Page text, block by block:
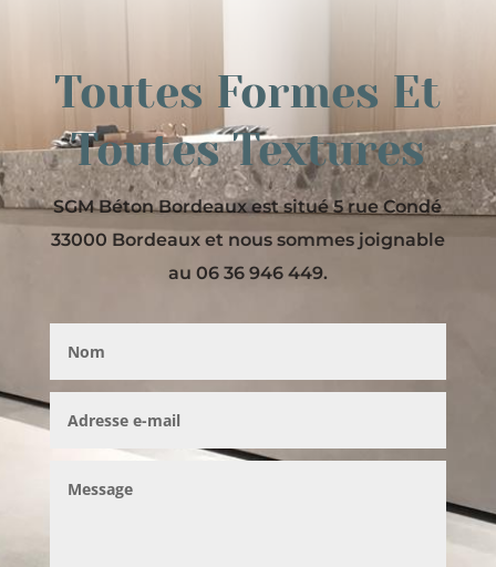
Toutes Formes Et
Toutes Textures
SGM Béton Bordeaux est situé 5 rue Condé
33000 Bordeaux et nous sommes joignable
au 06 36 946 449.